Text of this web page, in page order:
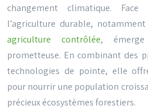
changement climatique.
l’agriculture durable,
agriculture contrôlée,
prometteuse. En combinant des
technologies de pointe, elle
pour nourrir une population
précieux écosystèmes forestiers.